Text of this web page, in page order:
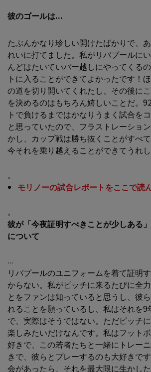
彼のゴールは...
たぶんかなり珍しい開けたばかりで、
れいに打てました。私がリバプールに
んどはたいていバー越しにやってくる
トに入ることができてよかったです！
の道を切り開いてくれたし、その後に
を決めるのはもちろん嬉しいことだ。
トで負けるまではかなりうまく試合を
と思っていたので、フラストレーショ
かし、カップ戦は勝ち抜くことがすべ
今それを乗り越えることができてうれ
。
モリノーの試合レポートをここで読
。
彼が「今夜証明すべきことが少しある
について
...
リバプールのユニフォームを着て証明
からない。私がピッチに来るたびに全
とをファンは知っていると思うし、彼
れることを願っているし、私はそれを9
で、実際はそうではない。ただピッチ
楽しみたいだけなんです。私はフット
好きで、この若者たちと一緒にトレー
きで、彼らとプレーするのも大好きで
会があったら、それを最大限に生かし